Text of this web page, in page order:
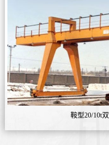
鞍型20/10t